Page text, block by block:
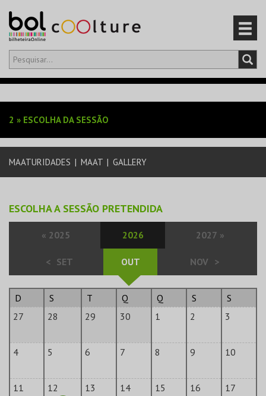
Olá,iniciar sessão
EVENTOS
CARTÕES
2 » ESCOLHA DA SESSÃO
MAATURIDADES | MAAT | GALLERY
ESCOLHA A SESSÃO PRETENDIDA
« 2025 2026 2027 »
< SET OUT NOV >
D S T Q Q S
S
27
28 29 30 1 2 3
4 5 6 7 8 9 10
11 12 13 14 15 16 17